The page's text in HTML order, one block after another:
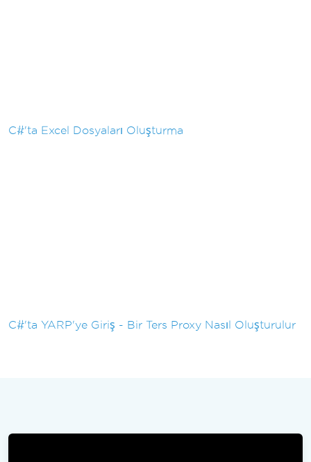
C#'ta Excel Dosyaları Oluşturma
C#'ta YARP'ye Giriş - Bir Ters Proxy Nasıl Oluşturulur